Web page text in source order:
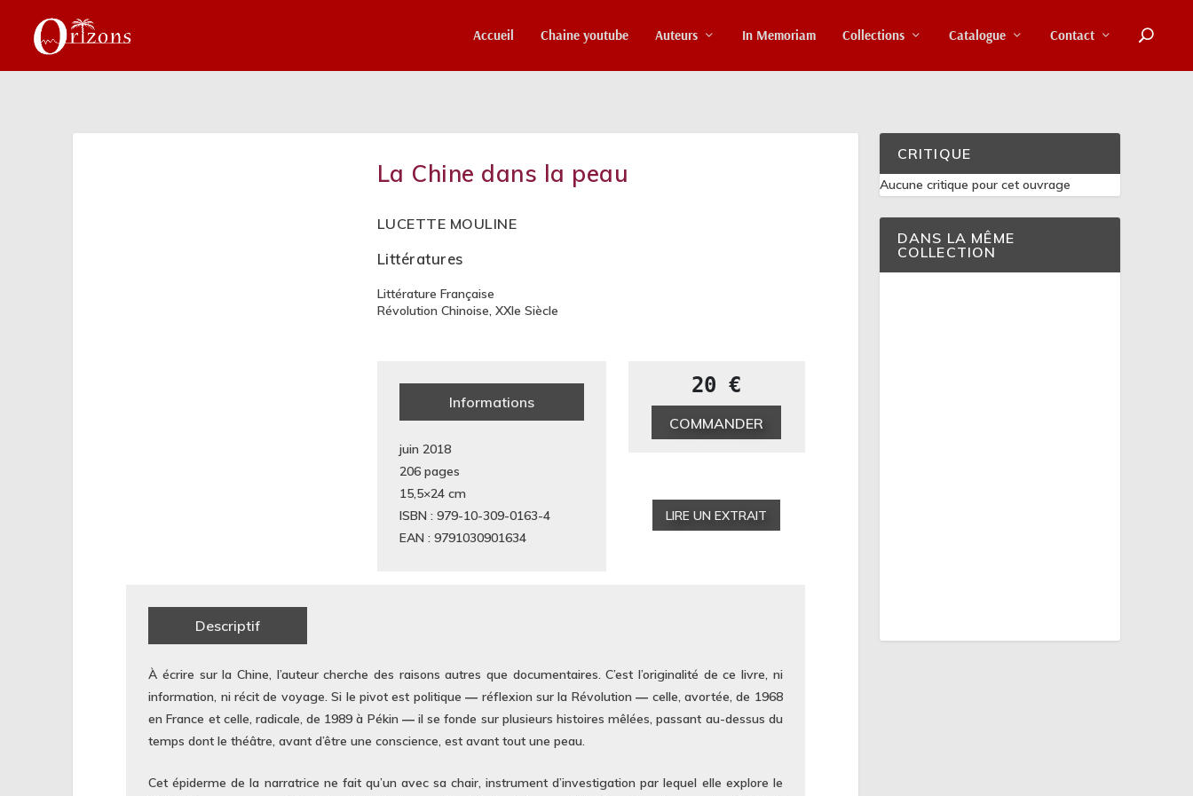
Accueil Chaine youtube Auteurs In Memoriam Collections Catalogue Contact
La Chine dans la peau
LUCETTE MOULINE
Littératures
Littérature Française
Révolution Chinoise, XXIe Siècle
Informations
juin 2018
206 pages
15,5×24cm
ISBN : 979-10-309-0163-4
EAN : 9791030901634
20 €
COMMANDER
LIRE UN EXTRAIT
Descriptif
À écrire sur la Chine, l’auteur cherche des raisons autres que documentaires. C’est l’originalité de ce livre, ni
information, ni récit de voyage. Si le pivot est politique ― réflexion sur la Révolution ― celle, avortée, de 1968
en France et celle, radicale, de 1989 à Pékin ― il se fonde sur plusieurs histoires mêlées, passant au-dessus du
temps dont le théâtre, avant d’être une conscience, est avant tout une peau.
Cet épiderme de la narratrice ne fait qu’un avec sa chair, instrument d’investigation par lequel elle explore le
CRITIQUE
Aucune critique pour cet ouvrage
DANS LA MÊME
COLLECTION